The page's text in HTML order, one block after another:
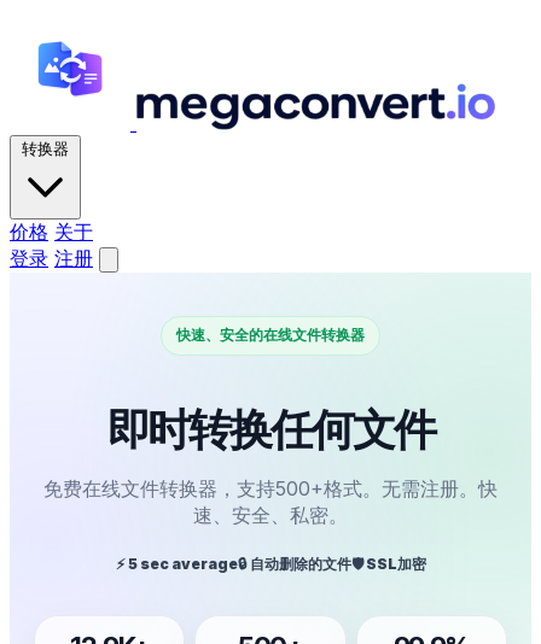
转换器
价格 关于
登录 注册
快速、安全的在线文件转换器
即时转换任何文件
免费在线文件转换器，支持500+格式。无需注册。快
速、安全、私密。
⚡ 5 sec average🔒 自动删除的文件🛡️ SSL加密